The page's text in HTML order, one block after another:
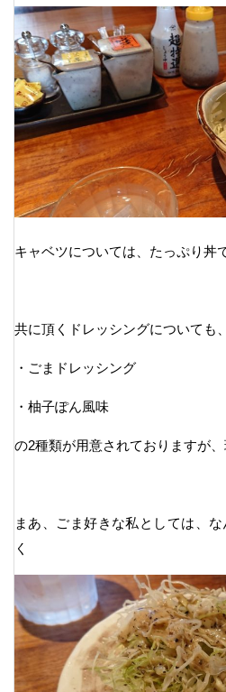
キャベツについては、たっぷり丼
共に頂くドレッシングについても
・ごまドレッシング
・柚子ぽん風味
の2種類が用意されておりますが
まあ、ごま好きな私としては、
く